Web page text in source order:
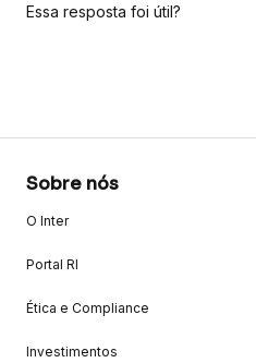
Essa resposta foi útil?
Sobre nós
O Inter
Portal RI
Ética e Compliance
Investimentos